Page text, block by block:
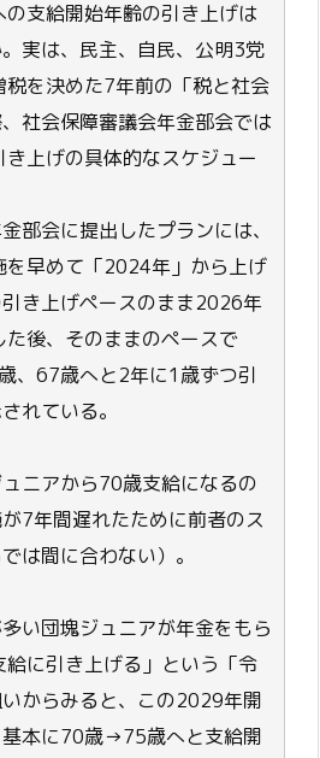
支給開始年齢の引き上げは
実は、民主、自民、公明3党
を決めた7年前の「税と社会
社会保障審議会年金部会では
上げの具体的なスケジュー
部会に提出したプランには、
早めて「2024年」から上げ
き上げペースのまま2026年
後、そのままのペースで
、67歳へと2年に1歳ずつ引
れている。
ニアから70歳支給になるの
7年間遅れたために前者のス
は間に合わない）。
い団塊ジュニアが年金をもら
に引き上げる」という「令
からみると、この2029年開
本に70歳→75歳へと支給開